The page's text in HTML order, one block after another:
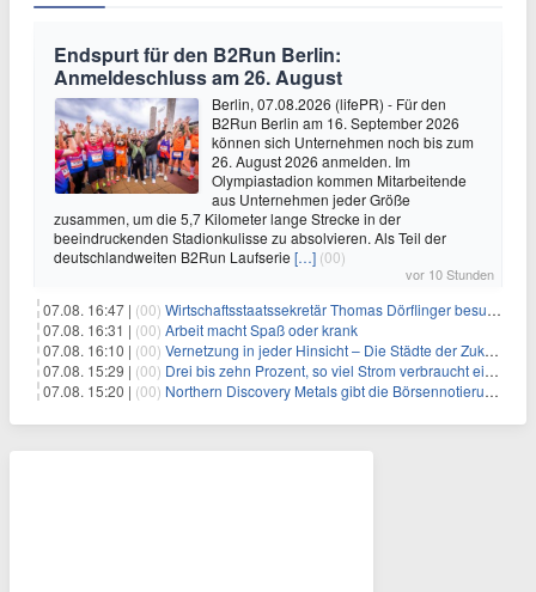
Endspurt für den B2Run Berlin:
Anmeldeschluss am 26. August
Berlin, 07.08.2026 (lifePR) - Für den
B2Run Berlin am 16. September 2026
können sich Unternehmen noch bis zum
26. August 2026 anmelden. Im
Olympiastadion kommen Mitarbeitende
aus Unternehmen jeder Größe
zusammen, um die 5,7 Kilometer lange Strecke in der
beeindruckenden Stadionkulisse zu absolvieren. Als Teil der
deutschlandweiten B2Run Laufserie […] (00)
vor 10 Stunden
07.08. 16:47 | (00) Wirtschaftsstaatssekretär Thomas Dörflinger besucht Handwerksbetrieb im Kammerbezirk Freiburg
07.08. 16:31 | (00) Arbeit macht Spaß oder krank
07.08. 16:10 | (00) Vernetzung in jeder Hinsicht – Die Städte der Zukunft sind grün-blau
07.08. 15:29 | (00) Drei bis zehn Prozent, so viel Strom verbraucht ein Aufzug im Gebäude
07.08. 15:20 | (00) Northern Discovery Metals gibt die Börsennotierung an der Frankfurter Wertpapierbörse bekannt